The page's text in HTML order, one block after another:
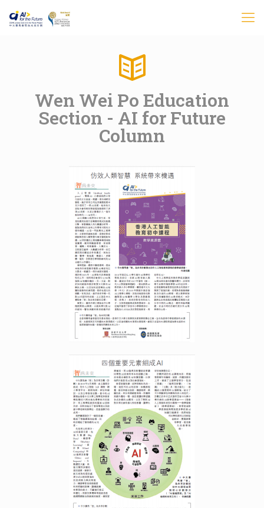
Wen Wei Po Education
Section - AI for Future
Column